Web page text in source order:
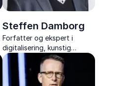
Steffen Damborg
Forfatter og ekspert i
digitalisering, kunstig
intelligens og ledelse, der
deler viden og værktøjer til
succesfuld digital